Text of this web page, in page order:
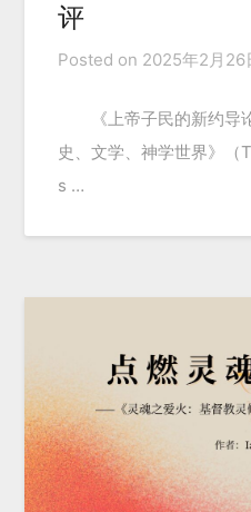
评
Posted on 2025年2月26
《上帝子民的新约
史、文学、神学世界》
s …